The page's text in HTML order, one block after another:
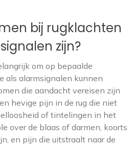
bij rugklachten
zijn?
om op bepaalde
als alarmsignalen kunnen
die aandacht vereisen zijn
hevige pijn in de rug die niet
of tintelingen in het
over de blaas of darmen, koorts
en pijn die uitstraalt naar de